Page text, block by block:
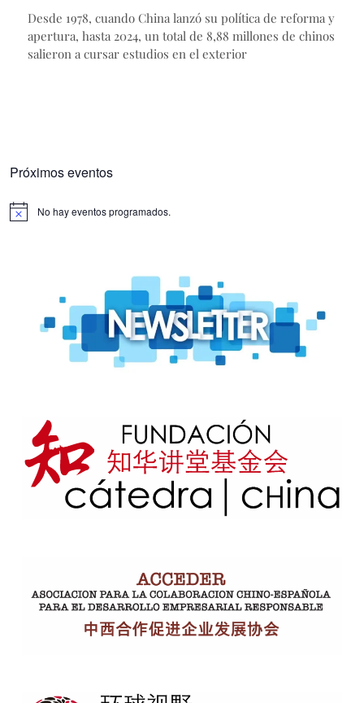
Desde 1978, cuando China lanzó su política de reforma y
apertura, hasta 2024, un total de 8,88 millones de chinos
salieron a cursar estudios en el exterior
Próximos eventos
Aviso No hay eventos programados.